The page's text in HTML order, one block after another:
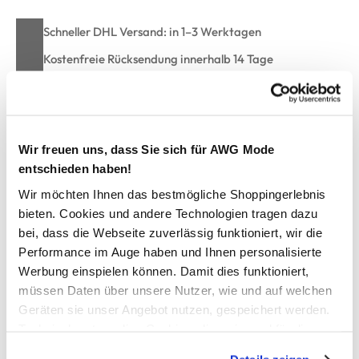
Wir freuen uns, dass Sie sich für AWG Mode
entschieden haben!
Wir möchten Ihnen das bestmögliche Shoppingerlebnis
bieten. Cookies und andere Technologien tragen dazu
bei, dass die Webseite zuverlässig funktioniert, wir die
Performance im Auge haben und Ihnen personalisierte
Werbung einspielen können. Damit dies funktioniert,
müssen Daten über unsere Nutzer, wie und auf welchen
Geräten sie unser Angebot nutzen, gespeichert werden.
Schneller DHL Versand: in 1–3 Werktagen
Kostenfreie Rücksendung innerhalb 14 Tage
Kostenlose Filiallieferung in Ihre Wunschfiliale
Zur Wunschliste hinzufügen
Damen Jaquard Cardigan
schicker Sweat-Cardigan von Sure
mit Strukturmuster allover
3/4 lange Ärmel
offen zu tragen